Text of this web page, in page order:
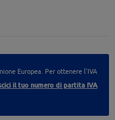
Europea. Per ottenere l'IVA
il tuo numero di partita IVA